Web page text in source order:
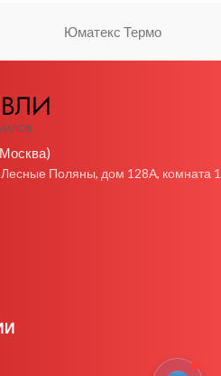
Юматекс Термо
Поляны, дом 128А, комната 1